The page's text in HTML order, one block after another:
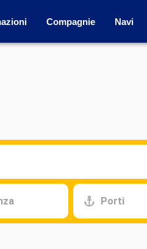
Compagnie Navi
Porti